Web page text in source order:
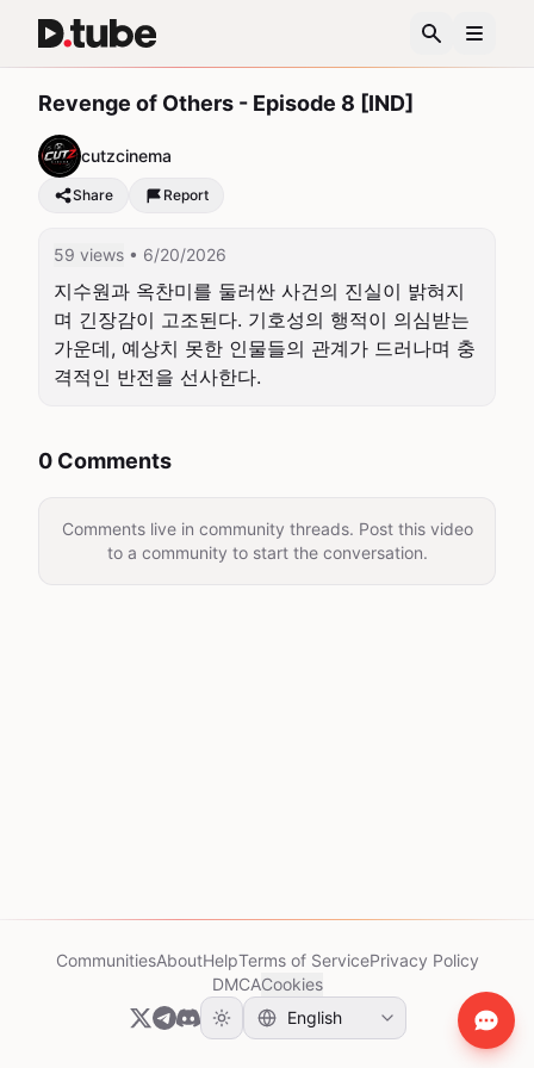
Revenge of Others - Episode 8 [IND]
cutzcinema
Share Report
59 views • 6/20/2026
지수원과 옥찬미를 둘러싼 사건의 진실이 밝혀지
며 긴장감이 고조된다. 기호성의 행적이 의심받는
가운데, 예상치 못한 인물들의 관계가 드러나며 충
격적인 반전을 선사한다.
0 Comments
Comments live in community threads. Post this video
to a community to start the conversation.
CommunitiesAboutHelpTerms of ServicePrivacy Policy
DMCACookies